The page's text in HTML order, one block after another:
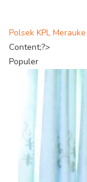
Polsek KPL
Content;?>
Populer